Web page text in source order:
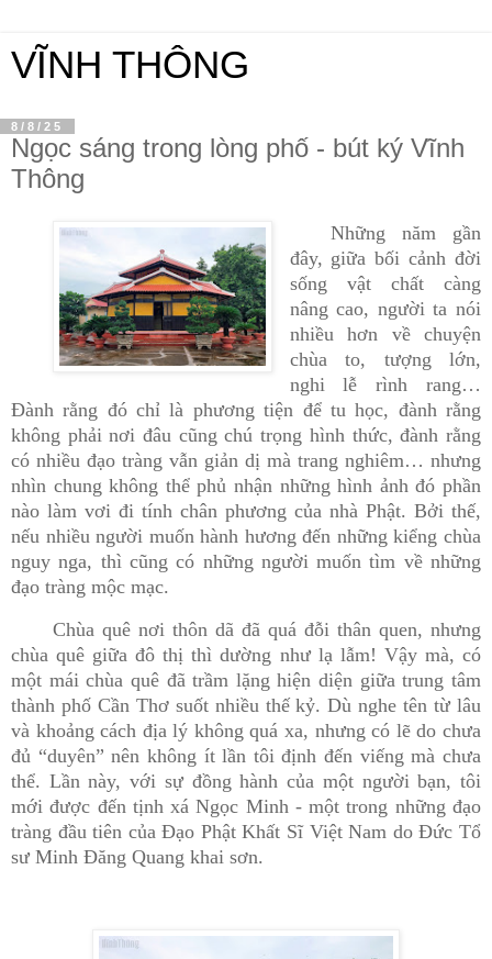
VĨNH THÔNG
8/8/25
Ngọc sáng trong lòng phố - bút ký Vĩnh
Thông
Những năm gần
đây, giữa bối cảnh đời
sống vật chất càng
nâng cao, người ta nói
nhiều hơn về chuyện
chùa to, tượng lớn,
nghi lễ rình rang…
Đành rằng đó chỉ là phương tiện để tu học, đành rằng
không phải nơi đâu cũng chú trọng hình thức, đành rằng
có nhiều đạo tràng vẫn giản dị mà trang nghiêm… nhưng
nhìn chung không thể phủ nhận những hình ảnh đó phần
nào làm vơi đi tính chân phương của nhà Phật. Bởi thế,
nếu nhiều người muốn hành hương đến những kiểng chùa
nguy nga, thì cũng có những người muốn tìm về những
đạo tràng mộc mạc.
Chùa quê nơi thôn dã đã quá đỗi thân quen, nhưng
chùa quê giữa đô thị thì dường như lạ lẫm! Vậy mà, có
một mái chùa quê đã trầm lặng hiện diện giữa trung tâm
thành phố Cần Thơ suốt nhiều thế kỷ. Dù nghe tên từ lâu
và khoảng cách địa lý không quá xa, nhưng có lẽ do chưa
đủ “duyên” nên không ít lần tôi định đến viếng mà chưa
thể. Lần này, với sự đồng hành của một người bạn, tôi
mới được đến tịnh xá Ngọc Minh - một trong những đạo
tràng đầu tiên của Đạo Phật Khất Sĩ Việt Nam do Đức Tổ
sư Minh Đăng Quang khai sơn.